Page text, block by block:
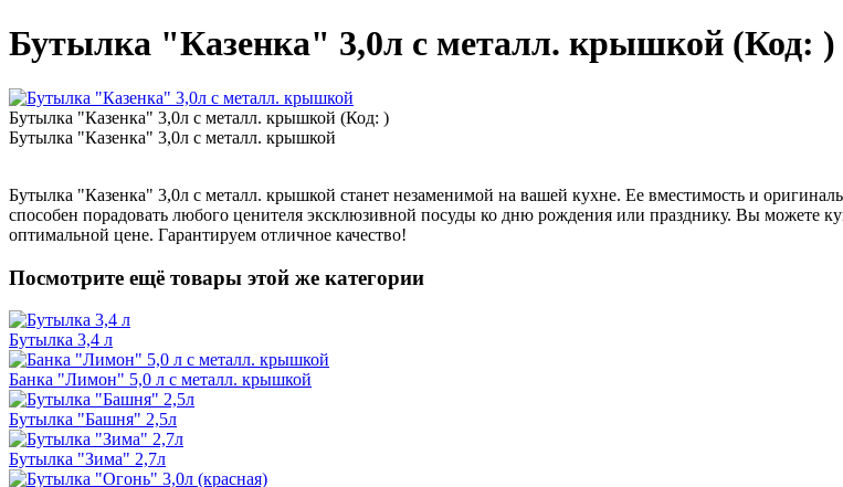
Бутылка "Казенка" 3,0л с металл. крышкой (Код: )
Бутылка "Казенка" 3,0л с металл. крышкой (Код: )
Бутылка "Казенка" 3,0л с металл. крышкой
Бутылка "Казенка" 3,0л с металл. крышкой станет незаменимой на вашей кухне. Ее вместимость и
способен порадовать любого ценителя эксклюзивной посуды ко дню рождения или празднику. Вы можете
оптимальной цене. Гарантируем отличное качество!
Посмотрите ещё товары этой же категории
Бутылка 3,4 л
Банка "Лимон" 5,0 л с металл. крышкой
Бутылка "Башня" 2,5л
Бутылка "Зима" 2,7л